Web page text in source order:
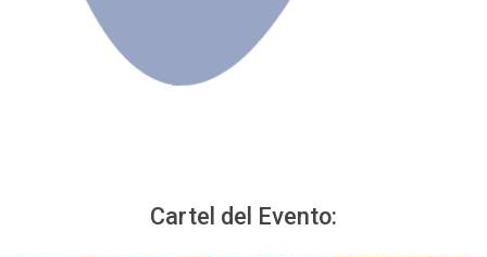
Cartel del Evento: